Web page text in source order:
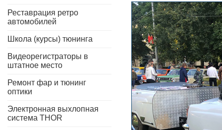
Реставрация ретро
автомобилей
Школа (курсы) тюнинга
Видеорегистраторы в
штатное место
Ремонт фар и тюнинг
оптики
Электронная выхлопная
система THOR